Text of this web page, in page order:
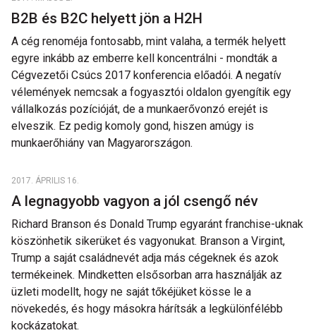
B2B és B2C helyett jön a H2H
A cég renoméja fontosabb, mint valaha, a termék helyett
egyre inkább az emberre kell koncentrálni - mondták a
Cégvezetői Csúcs 2017 konferencia előadói. A negatív
vélemények nemcsak a fogyasztói oldalon gyengítik egy
vállalkozás pozícióját, de a munkaerővonzó erejét is
elveszik. Ez pedig komoly gond, hiszen amúgy is
munkaerőhiány van Magyarországon.
2017. ÁPRILIS 16.
A legnagyobb vagyon a jól csengő név
Richard Branson és Donald Trump egyaránt franchise-uknak
köszönhetik sikerüket és vagyonukat. Branson a Virgint,
Trump a saját családnevét adja más cégeknek és azok
termékeinek. Mindketten elsősorban arra használják az
üzleti modellt, hogy ne saját tőkéjüket kösse le a
növekedés, és hogy másokra hárítsák a legkülönfélébb
kockázatokat.